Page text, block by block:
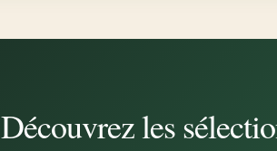
Découvrez les